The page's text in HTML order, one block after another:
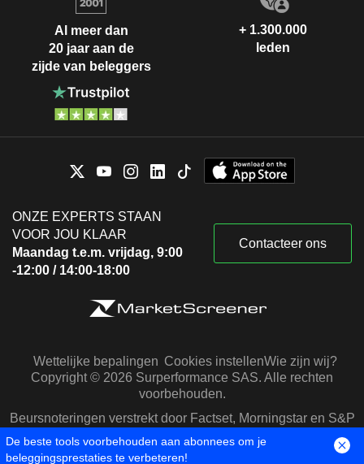
Al meer dan
20 jaar aan de
zijde van beleggers
+ 1.300.000
leden
ONZE EXPERTS STAAN
VOOR JOU KLAAR
Maandag t.e.m. vrijdag, 9:00
-12:00 / 14:00-18:00
Contacteer ons
Wettelijke bepalingen Cookies instellenWie zijn wij?
Copyright © 2026 Surperformance SAS. Alle rechten
voorbehouden.
Beursnoteringen verstrekt door Factset, Morningstar en S&P
Capital IQ
De beste tools voorbehouden aan abonnees om je
beleggingsprestaties te verbeteren!